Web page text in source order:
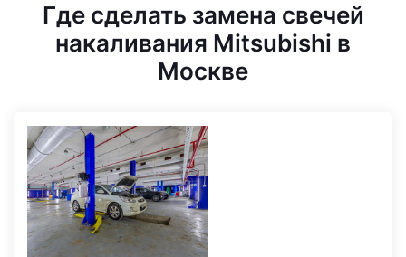
Где сделать замена свечей
накаливания Mitsubishi в
Москве